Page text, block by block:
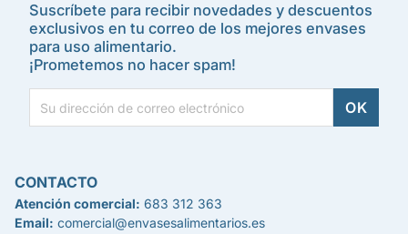
Suscríbete para recibir novedades y descuentos
exclusivos en tu correo de los mejores envases
para uso alimentario.
¡Prometemos no hacer spam!
CONTACTO
Atención comercial: 683 312 363
Email: comercial@envasesalimentarios.es